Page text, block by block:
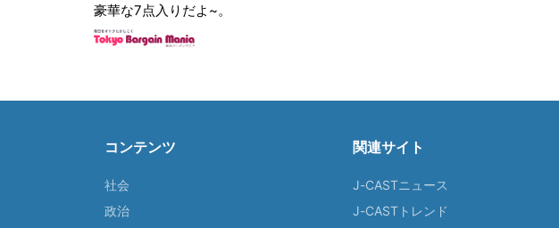
豪華な7点入りだよ~。
コンテンツ
社会
政治
関連サイト
J-CASTニュース
J-CASTトレンド